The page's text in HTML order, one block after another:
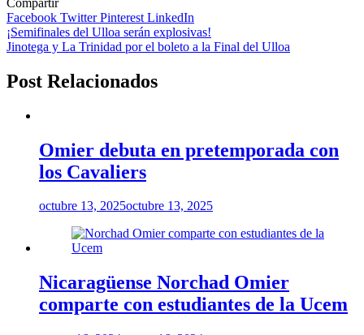
Facebook TwitterPinterest LinkedIn
Navegación
de
entradas
¡Semifinales del Ulloa serán explosivas!
Jinotega y La Trinidad por el boleto a la Final del Ulloa
Post Relacionados
Omier debuta en pretemporada con
los Cavaliers
octubre 13, 2025octubre 13, 2025
Nicaragüense Norchad Omier
comparte con estudiantes de la Ucem